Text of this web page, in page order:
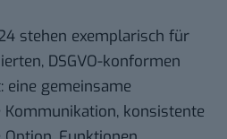
stehen exemplarisch für
DSGVO-konformen
eine gemeinsame
konsistente